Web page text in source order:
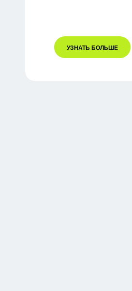
УЗНАТЬ БОЛЬШЕ